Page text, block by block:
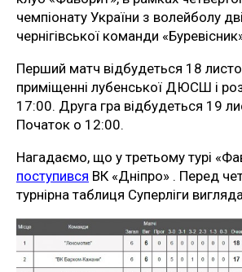
чемпіонату України з волейболу
чернігівської команди
Перший матч відбудеться 18
приміщенні лубенської ДЮСШ і
17:00. Друга гра відбудеться 19
Початок о 12:00.
Нагадаємо, що у третьому турі
поступився ВК «Дніпро» . Перед
турнірна таблиця Суперліги